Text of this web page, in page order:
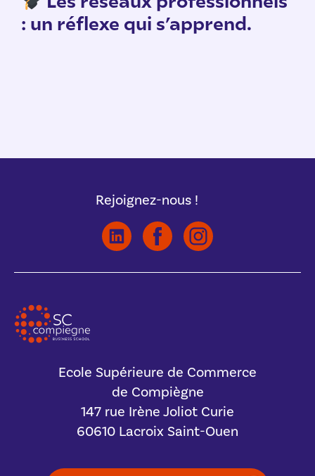
: un réflexe qui s’apprend.
Rejoignez-nous !
Ecole Supérieure de Commerce
de Compiègne
147 rue Irène Joliot Curie
60610 Lacroix Saint-Ouen